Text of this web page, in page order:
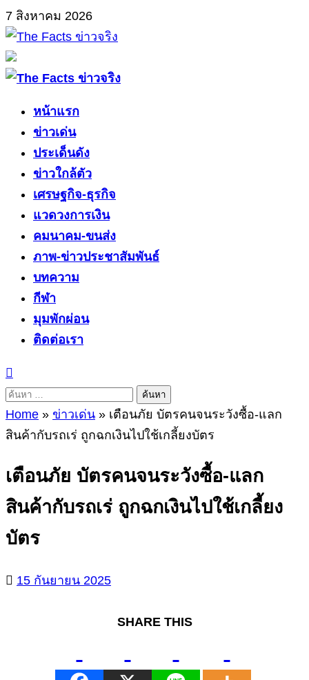
Skip
to
content
7 สิงหาคม 2026
Primary
หน้าแรก
ข่าวเด่น
ประเด็นดัง
ข่าวใกล้ตัว
เศรษฐกิจ-ธุรกิจ
แวดวงการเงิน
คมนาคม-ขนส่ง
ภาพ-ข่าวประชาสัมพันธ์
บทความ
กีฬา
มุมพักผ่อน
ติดต่อเรา
ค้นหา
สำหรับ:
Home » ข่าวเด่น » เตือนภัย บัตรคนจนระวังซื้อ-แลก
สินค้ากับรถเร่ ถูกฉกเงินไปใช้เกลี้ยงบัตร
เตือนภัย บัตรคนจนระวังซื้อ-แลก
สินค้ากับรถเร่ ถูกฉกเงินไปใช้เกลี้ยง
บัตร
15 กันยายน 2025
SHARE THIS